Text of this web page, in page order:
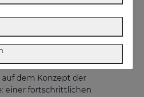
MESOSES?
auf dem Konzept der
einer fortschrittlichen